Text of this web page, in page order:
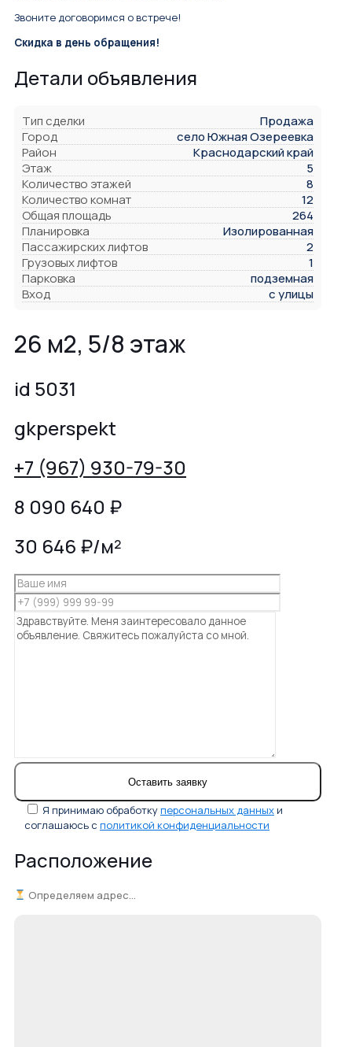
Звоните договоримся о встрече!
Скидка в день обращения!
Детали объявления
Тип сделки
Продажа
Город
село Южная Озереевка
Район
Краснодарский край
Этаж
5
Количество этажей
8
Количество комнат
12
Общая площадь
264
Планировка
Изолированная
Пассажирских лифтов
2
Грузовых лифтов
1
Парковка
подземная
Вход
с улицы
26 м2, 5/8 этаж
id 5031
gkperspekt
+7 (967) 930-79-30
8 090 640 ₽
30 646 ₽/м²
Я принимаю обработкуперсональных данных и
соглашаюсь с политикой конфиденциальности
Расположение
Определяем адрес...